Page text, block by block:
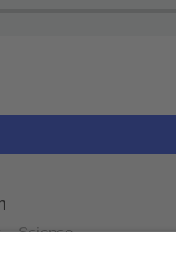
– Science